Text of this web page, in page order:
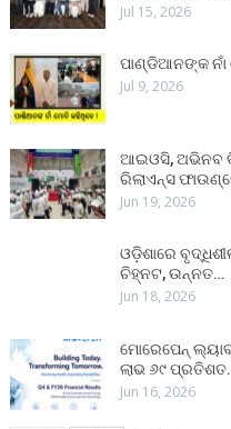
Jul 15, 2026
ପାଣ୍ଡିଆନଙ୍କ ନାଁ
Jul 9, 2026
ଆଇଓସି, ଅଭିନବ
ରିଲାଏନ୍ସ
Jun 19, 2026
ଓଡ଼ିଶାରେ
ଚିହ୍ନଟ, ଉନ୍ନତ…
Jun 18, 2026
ମୋରେପେନ୍
ଲାଭ ୬୯
Jun 16, 2026